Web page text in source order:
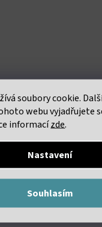
soubory cookie.
webu vyjadřujete
informacízde.
Nastavení
Souhlasím
lycra 0.8mm bílá návin